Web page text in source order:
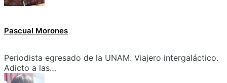
Pascual Morones
Periodista egresado de la UNAM. Viajero intergaláctico.
Adicto a las…